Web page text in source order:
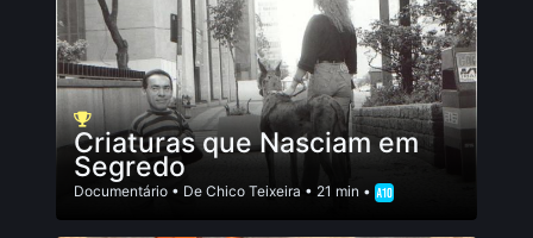
Criaturas que Nasciam em
Segredo
Documentário • De Chico Teixeira • 21 min •